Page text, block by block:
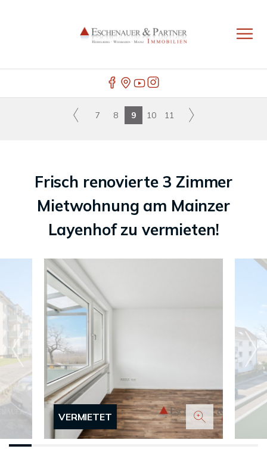
7 8 9 10 11
Frisch renovierte 3 Zimmer
Mietwohnung am Mainzer
Layenhof zu vermieten!
VERMIETET